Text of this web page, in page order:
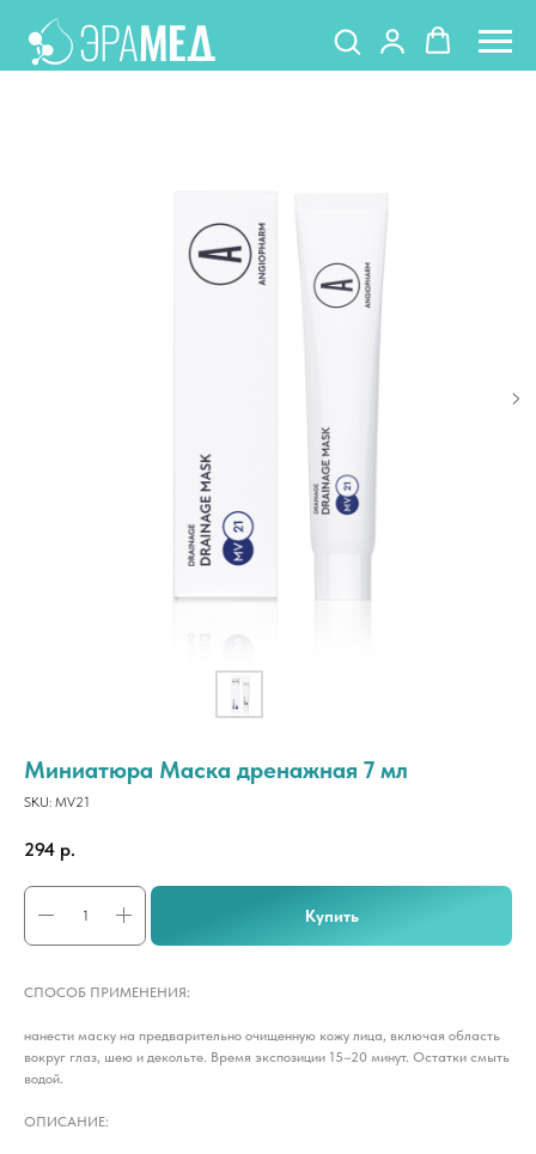
Миниатюра Маска дренажная 7 мл
SKU: MV21
294 р.
Купить
СПОСОБ ПРИМЕНЕНИЯ:
нанести маску на предварительно очищенную кожу лица, включая область
вокруг глаз, шею и декольте. Время экспозиции 15–20 минут. Остатки смыть
водой.
ОПИСАНИЕ: